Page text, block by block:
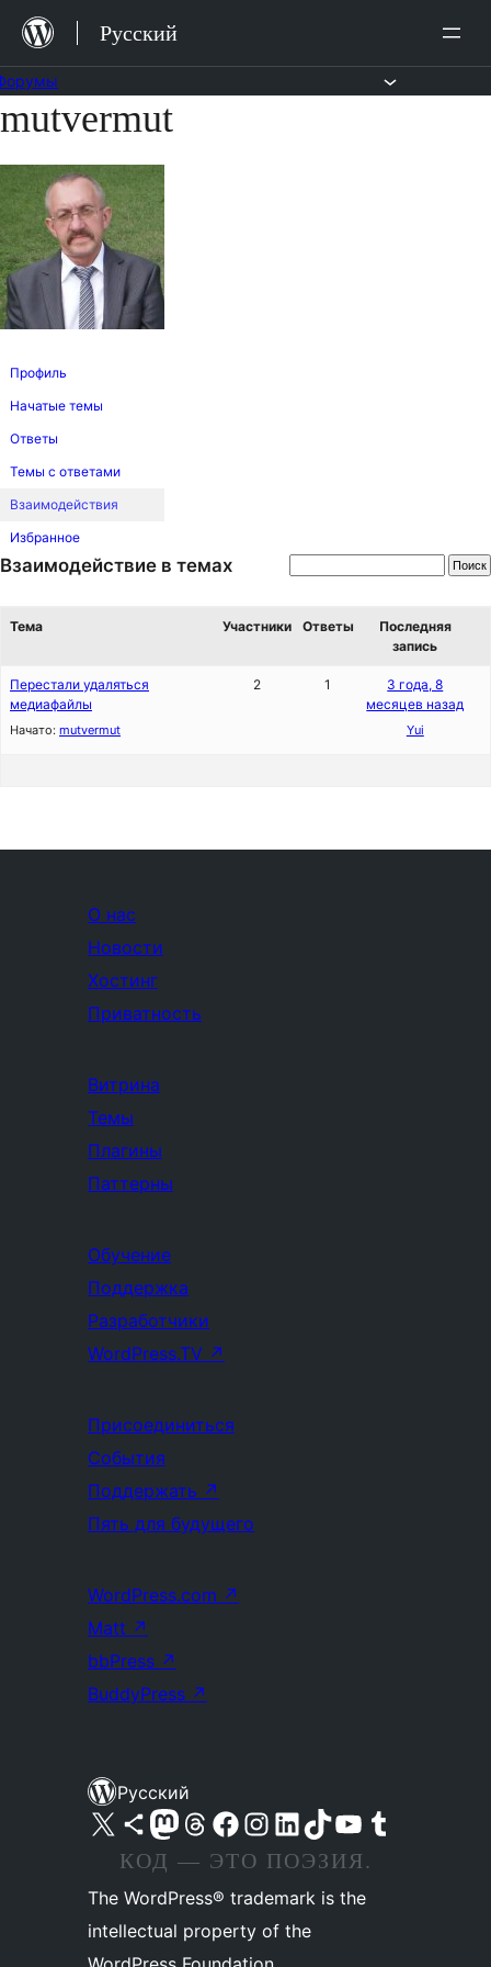
Перейти
содержимому
Русский
Перейти
содержимому
mutvermut
Профиль
Начатые темы
Ответы
Темы с ответами
Взаимодействия
Избранное
Взаимодействие в темах
Тема Участники Ответы
Последняя
запись
Перестали удаляться
медиафайлы
Начато: mutvermut
2 1
3 года, 8
месяцев назад
Yui
О нас
Новости
Хостинг
Приватность
Витрина
Темы
Плагины
Паттерны
Обучение
Поддержка
Разработчики
WordPress.TV ↗
Присоединиться
События
Поддержать ↗
Пять для будущего
WordPress.com ↗
Matt ↗
bbPress ↗
BuddyPress ↗
Русский
Посетите нас в X (ранее Twitter)
Посетите нашу учётную запись в Bluesky
Посетите нашу ленту в Mastodon
Посетите нашу учётную запись в Threads
Посетите нашу страницу на Facebook
Посетите наш Instagram
Посетите нашу страницу в LinkedIn
Посетите нашу учётную запись в TikTok
Посетите наш канал YouTube
Посетите нашу учётную запись в Tumblr
КОД — ЭТО ПОЭЗИЯ.
The WordPress® trademark is the
intellectual property of the